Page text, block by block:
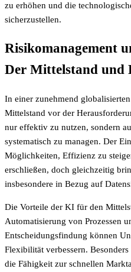
zu erhöhen und die
sicherzustellen.
Risikomanagement
Der Mittelstand und
In einer zunehmend
Mittelstand vor der
nur effektiv zu nutzen, sondern
systematisch zu managen. Der
Möglichkeiten, Effizienz zu
erschließen, doch gleichzeitig
insbesondere in Bezug auf
Die Vorteile der KI für den
Automatisierung von Prozessen
Entscheidungsfindung können
Flexibilität verbessern.
die Fähigkeit zur schnellen